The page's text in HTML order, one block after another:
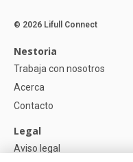
© 2026 Lifull Connect
Nestoria
Trabaja con nosotros
Acerca
Contacto
Legal
Aviso legal